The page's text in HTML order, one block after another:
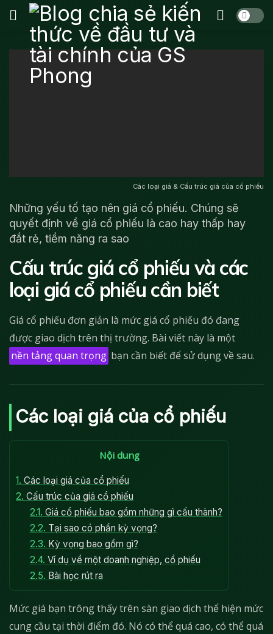
Các loại giá & Cấu trúc giá của cổ phiếu
Những yếu tố tạo nên giá cổ phiếu. Chúng sẽ
quyết định về giá cổ phiếu là cao hay thấp hay
đắt rẻ, tiềm năng ra sao
Cấu trúc giá cổ phiếu và các
loại giá cổ phiếu cần biết
Giá cổ phiếu đơn giản là mức giá cổ phiếu đó đang
được giao dịch trên thị trường. Bài viết này là một
nền tảng quan trọng bạn cần biết để sử dụng về sau.
Các loại giá của cổ phiếu
Nội dung
1. Các loại giá của cổ phiếu
2. Cấu trúc của giá cổ phiếu
2.1. Giá cổ phiếu bao gồm những gì cấu thành?
2.2. Tại sao có phần kỳ vọng?
2.3. Kỳ vọng bao gồm gì?
2.4. Ví dụ về một doanh nghiệp, cổ phiếu
2.5. Bài học rút ra
Mức giá bạn trông thấy trên sàn giao dịch thể hiện mức
cung cầu tại thời điểm đó. Nó có thể quá cao, có thể quá